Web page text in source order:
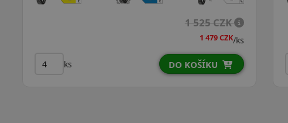
1 595 CZK
1 534 CZK/ks
ks DO KOŠÍKU